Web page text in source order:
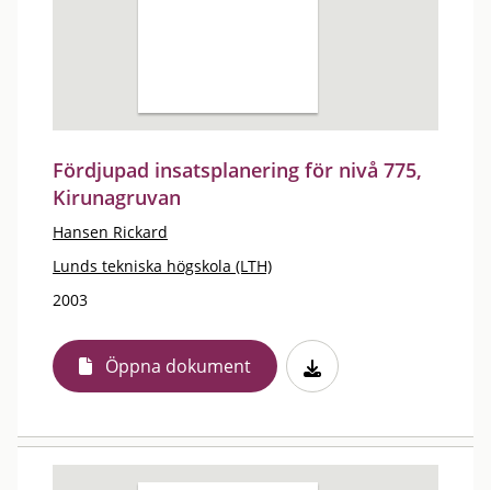
Fördjupad insatsplanering för nivå 775,
Kirunagruvan
Hansen Rickard
Lunds tekniska högskola (LTH)
2003
Öppna dokument